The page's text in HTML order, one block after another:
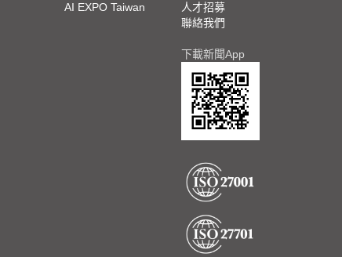
AI EXPO Taiwan
人才招募
聯絡我們
下載新聞App